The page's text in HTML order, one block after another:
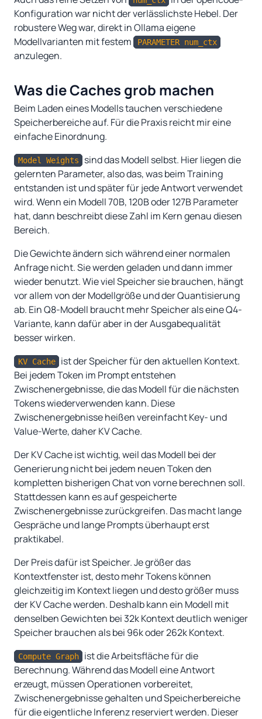
Konfiguration war nicht der verlässlichste Hebel. Der
robustere Weg war, direkt in Ollama eigene
Modellvarianten mit festem
PARAMETER num_ctx
anzulegen.
Was die Caches grob machen
Beim Laden eines Modells tauchen verschiedene
Speicherbereiche auf. Für die Praxis reicht mir eine
einfache Einordnung.
Model Weights
sind das Modell selbst. Hier liegen die
gelernten Parameter, also das, was beim Training
entstanden ist und später für jede Antwort verwendet
wird. Wenn ein Modell 70B, 120B oder 127B Parameter
hat, dann beschreibt diese Zahl im Kern genau diesen
Bereich.
Die Gewichte ändern sich während einer normalen
Anfrage nicht. Sie werden geladen und dann immer
wieder benutzt. Wie viel Speicher sie brauchen, hängt
vor allem von der Modellgröße und der Quantisierung
ab. Ein Q8-Modell braucht mehr Speicher als eine Q4-
Variante, kann dafür aber in der Ausgabequalität
besser wirken.
KV Cache
ist der Speicher für den aktuellen Kontext.
Bei jedem Token im Prompt entstehen
Zwischenergebnisse, die das Modell für die nächsten
Tokens wiederverwenden kann. Diese
Zwischenergebnisse heißen vereinfacht Key- und
Value-Werte, daher KV Cache.
Der KV Cache ist wichtig, weil das Modell bei der
Generierung nicht bei jedem neuen Token den
kompletten bisherigen Chat von vorne berechnen soll.
Stattdessen kann es auf gespeicherte
Zwischenergebnisse zurückgreifen. Das macht lange
Gespräche und lange Prompts überhaupt erst
praktikabel.
Der Preis dafür ist Speicher. Je größer das
Kontextfenster ist, desto mehr Tokens können
gleichzeitig im Kontext liegen und desto größer muss
der KV Cache werden. Deshalb kann ein Modell mit
denselben Gewichten bei 32k Kontext deutlich weniger
Speicher brauchen als bei 96k oder 262k Kontext.
Compute Graph
ist die Arbeitsfläche für die
Berechnung. Während das Modell eine Antwort
erzeugt, müssen Operationen vorbereitet,
Zwischenergebnisse gehalten und Speicherbereiche
für die eigentliche Inferenz reserviert werden. Dieser